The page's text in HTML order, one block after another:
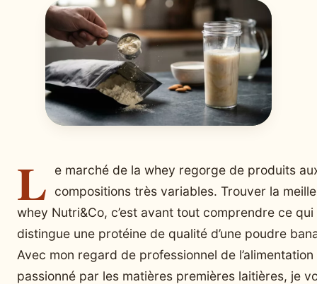
L
e marché de la whey regorge de produits
compositions très variables. Trouver la
whey Nutri&Co, c’est avant tout comprendre ce qui
distingue une protéine de qualité d’une poudre
Avec mon regard de professionnel de
passionné par les matières premières laitières, je